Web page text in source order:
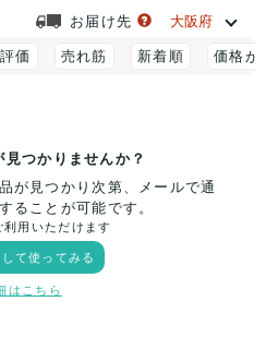
お届け先
価 売れ筋 新着順 価格が
見つかりませんか？
が見つかり次第、メールで通
ることが可能です。
利用いただけます
て使ってみる
はこちら